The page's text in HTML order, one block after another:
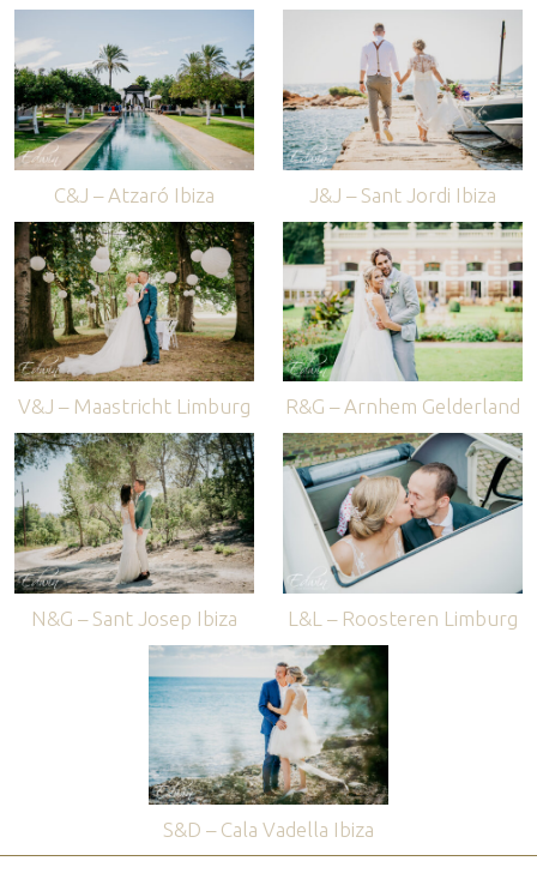
C&J – Atzaró Ibiza J&J – Sant Jordi Ibiza
V&J – Maastricht Limburg R&G – Arnhem Gelderland
N&G – Sant Josep Ibiza L&L – Roosteren Limburg
S&D – Cala Vadella Ibiza